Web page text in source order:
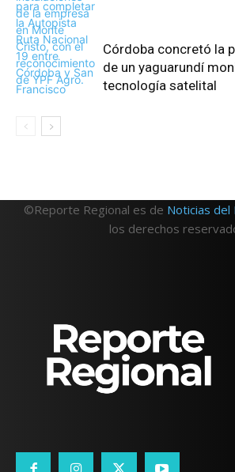
Córdoba concretó la
de un yaguarundí
tecnología satelital
©Reporte Regional es de Noticias del
los derechos